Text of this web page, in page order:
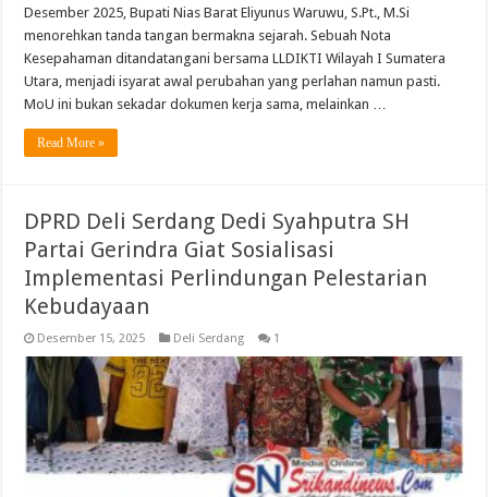
Desember 2025, Bupati Nias Barat Eliyunus Waruwu, S.Pt., M.Si
menorehkan tanda tangan bermakna sejarah. Sebuah Nota
Kesepahaman ditandatangani bersama LLDIKTI Wilayah I Sumatera
Utara, menjadi isyarat awal perubahan yang perlahan namun pasti.
MoU ini bukan sekadar dokumen kerja sama, melainkan …
Read More »
DPRD Deli Serdang Dedi Syahputra SH
Partai Gerindra Giat Sosialisasi
Implementasi Perlindungan Pelestarian
Kebudayaan
Desember 15, 2025 Deli Serdang 1